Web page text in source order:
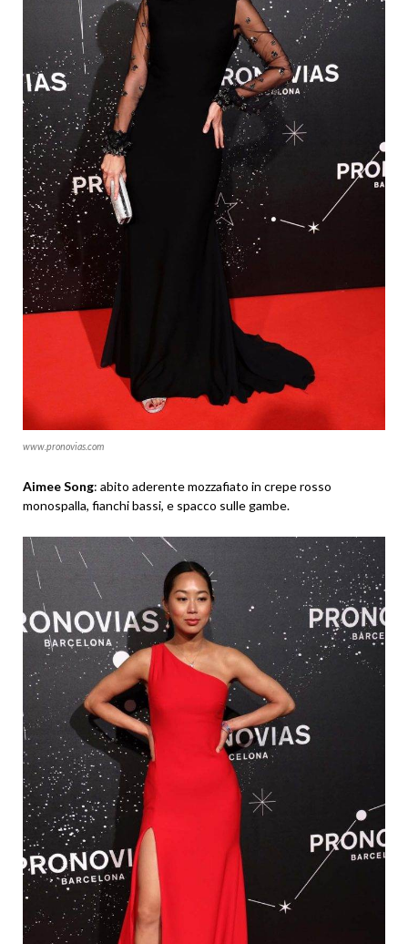
www.pronovias.com
Aimee Song: abito aderente mozzafiato in crepe rosso
monospalla, fianchi bassi, e spacco sulle gambe.